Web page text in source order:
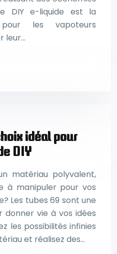
DIY e-liquide est la
les vapoteurs
leur…
idéal pour
DIY
matériau polyvalent,
à manipuler pour vos
Les tubes 69 sont une
donner vie à vos idées
les possibilités infinies
et réalisez des…